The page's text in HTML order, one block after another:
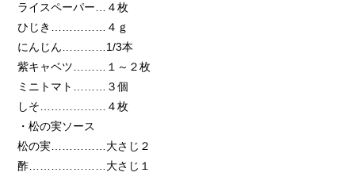
ライスペーパー…４枚
ひじき……………４ｇ
にんじん…………1/3本
紫キャベツ………１～２枚
ミニトマト………３個
しそ………………４枚
・松の実ソース
松の実……………大さじ２
酢…………………大さじ１